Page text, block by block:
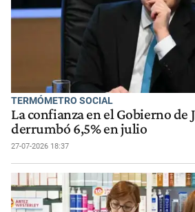
TERMÓMETRO SOCIAL
La confianza en el Gobierno de
derrumbó 6,5% en julio
27-07-2026 18:37